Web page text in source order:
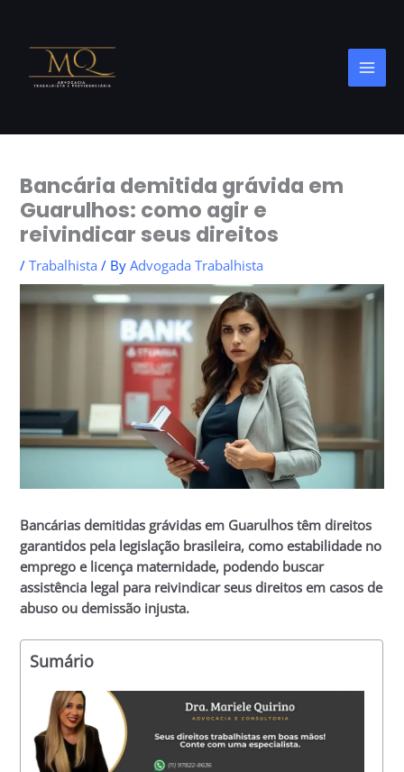
content
Bancária demitida grávida em
Guarulhos: como agir e
reivindicar seus direitos
/Trabalhista / ByAdvogada Trabalhista
Bancárias demitidas grávidas em Guarulhos têm direitos
garantidos pela legislação brasileira, como estabilidade no
emprego e licença maternidade, podendo buscar
assistência legal para reivindicar seus direitos em casos de
abuso ou demissão injusta.
Sumário